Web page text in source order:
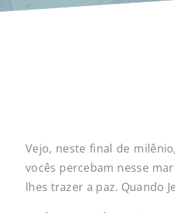
Vejo, neste final de
vocês percebam nesse
lhes trazer a paz. Quando